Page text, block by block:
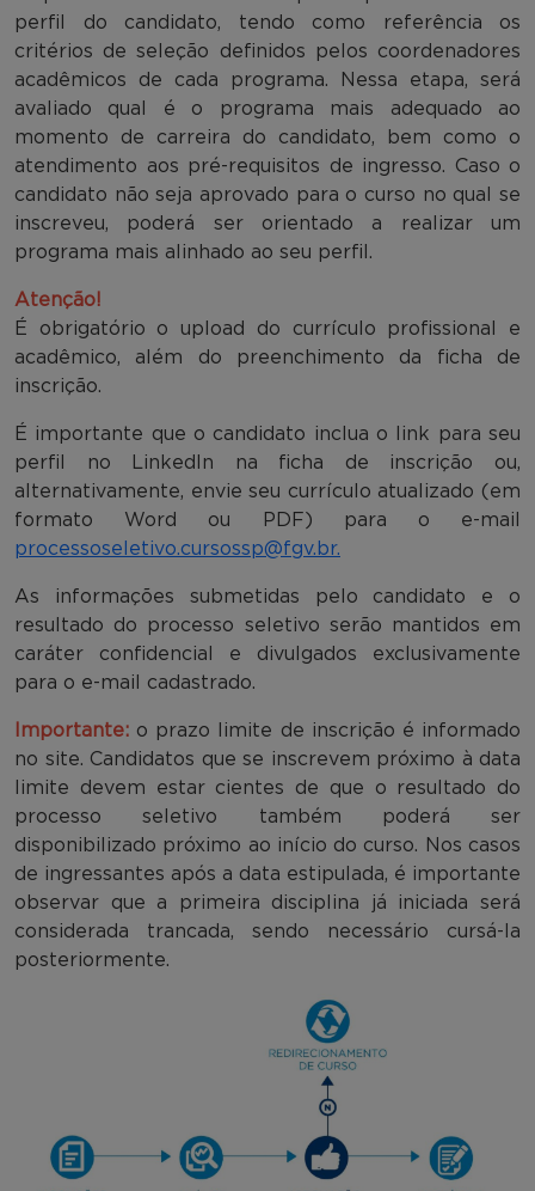
perfil do candidato, tendo como referência os
critérios de seleção definidos pelos coordenadores
acadêmicos de cada programa. Nessa etapa, será
avaliado qual é o programa mais adequado ao
momento de carreira do candidato, bem como o
atendimento aos pré-requisitos de ingresso. Caso o
candidato não seja aprovado para o curso no qual se
inscreveu, poderá ser orientado a realizar um
programa mais alinhado ao seu perfil.
Atenção!
É obrigatório o upload do currículo profissional e
acadêmico, além do preenchimento da ficha de
inscrição.
É importante que o candidato inclua o link para seu
perfil no LinkedIn na ficha de inscrição ou,
alternativamente, envie seu currículo atualizado (em
formato Word ou PDF) para o e-mail
processoseletivo.cursossp@fgv.br.
As informações submetidas pelo candidato e o
resultado do processo seletivo serão mantidos em
caráter confidencial e divulgados exclusivamente
para o e-mail cadastrado.
Importante: o prazo limite de inscrição é informado
no site. Candidatos que se inscrevem próximo à data
limite devem estar cientes de que o resultado do
processo seletivo também poderá ser
disponibilizado próximo ao início do curso. Nos casos
de ingressantes após a data estipulada, é importante
observar que a primeira disciplina já iniciada será
considerada trancada, sendo necessário cursá-la
posteriormente.